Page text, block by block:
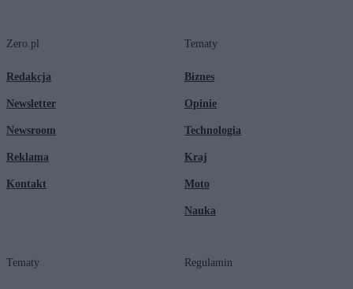
Zero.pl
Redakcja
Newsletter
Newsroom
Reklama
Kontakt
Tematy
Biznes
Opinie
Technologia
Kraj
Moto
Nauka
Tematy Regulamin